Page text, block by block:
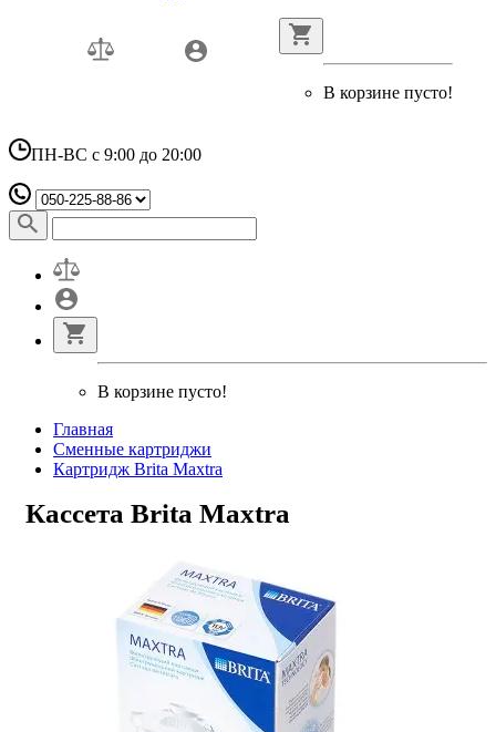
В корзине пусто!
ПН-ВС с 9:00 до 20:00
В корзине пусто!
Главная
Сменные картриджи
Картридж Brita Maxtra
Кассета Brita Maxtra